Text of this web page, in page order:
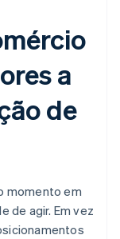
a
de
momento em
de agir. Em vez